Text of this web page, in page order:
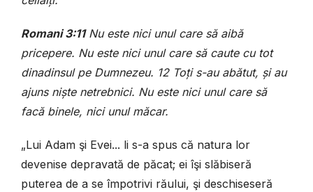
Romani 3:11 Nu este nici unul care să aibă
pricepere. Nu este nici unul care să caute cu tot
dinadinsul pe Dumnezeu. 12 Toţi s-au abătut, şi au
ajuns nişte netrebnici. Nu este nici unul care să
facă binele, nici unul măcar.
„Lui Adam şi Evei... li s-a spus că natura lor
devenise depravată de păcat; ei îşi slăbiseră
puterea de a se împotrivi răului, şi deschiseseră